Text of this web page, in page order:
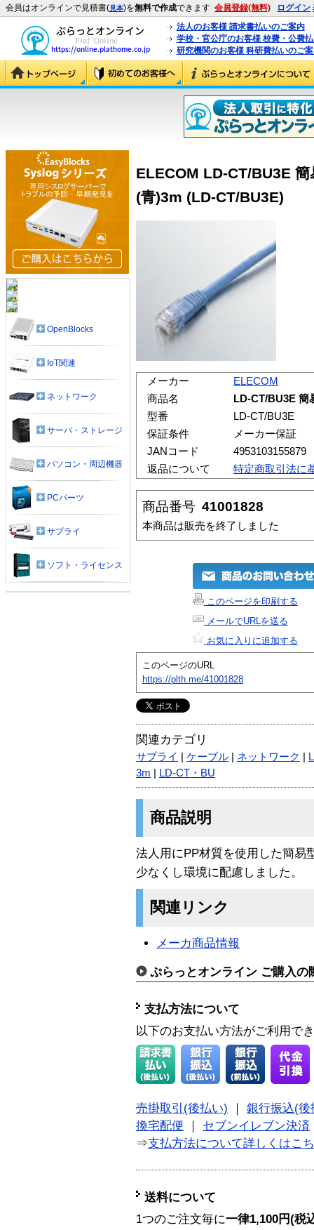
会員はオンラインで見積書(見本)を無料で作成できます 会員登録(無料) ログイン
法人のお客様 請求書払いのご案内
学校・官公庁のお客様 校費・公費
研究機関のお客様 科研費払いのご
ELECOM LD-CT/BU3E
(青)3m (LD-CT/BU3E)
メーカー
ELECOM
商品名
LD-CT/BU3E 簡
型番
LD-CT/BU3E
保証条件
メーカー保証
JANコード
4953103155879
返品について
特定商取引法に
商品番号 41001828
本商品は販売を終了しました
このページを印刷する
メールでURLを送る
お気に入りに追加する
このページのURL
https://plth.me/41001828
関連カテゴリ
サプライ ケーブル ネットワーク
3m
LD-CT・BU
商品説明
法人用にPP材質を使用した簡易
少なくし環境に配慮しました。
関連リンク
メーカ商品情報
ぷらっとオンライン ご購入の
支払方法について
以下のお支払い方法がご利用で
売掛取引(後払い)
銀行振込(後
換宅配便
セブンイレブン決済
⇒支払方法について詳しくはこ
送料について
1つのご注文毎に一律1,100円(税
OpenBlocks
IoT関連
ネットワーク
サーバ・ストレージ
パソコン・周辺機器
PCパーツ
サプライ
ソフト・ライセンス